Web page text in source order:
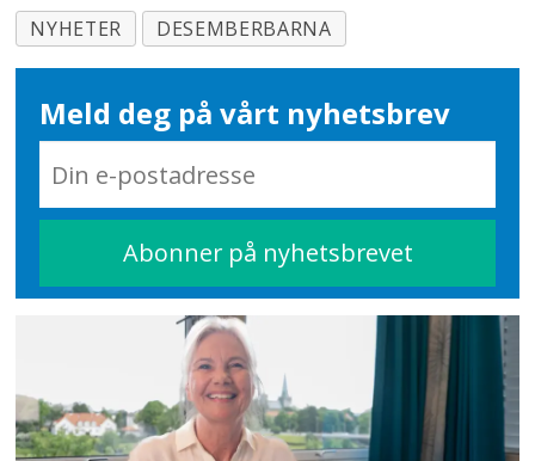
NYHETER DESEMBERBARNA
Meld deg på vårt nyhetsbrev